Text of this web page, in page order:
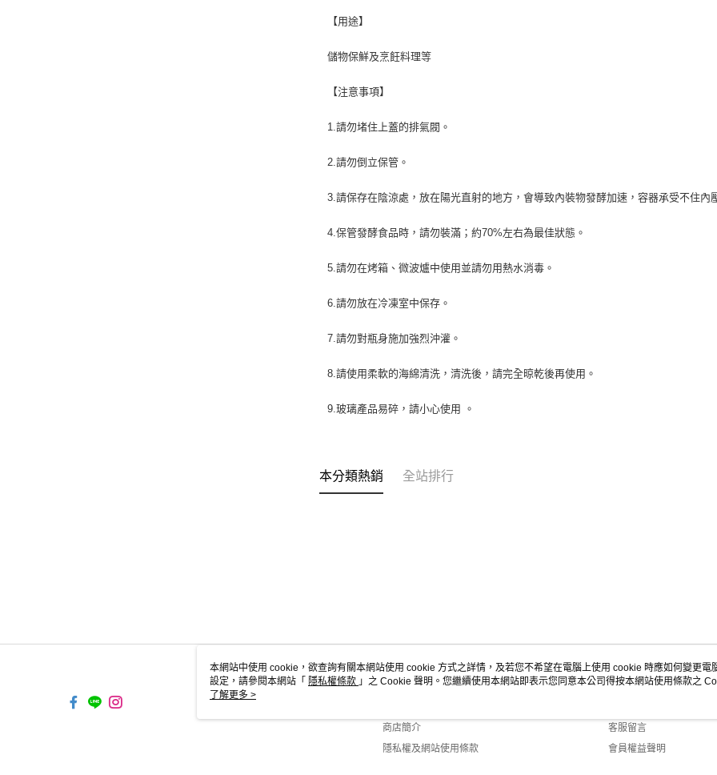
【用途】
儲物保鮮及烹飪料理等
【注意事項】
1.請勿堵住上蓋的排氣閥。
2.請勿倒立保管。
3.請保存在陰涼處，放在陽光直射的地方，會導致內裝物發酵加速，容器承受不住內
4.保管發酵食品時，請勿裝滿；約70%左右為最佳狀態。
5.請勿在烤箱、微波爐中使用並請勿用熱水消毒。
6.請勿放在冷凍室中保存。
7.請勿對瓶身施加強烈沖灌。
8.請使用柔軟的海綿清洗，清洗後，請完全晾乾後再使用。
9.玻璃產品易碎，請小心使用 。
本分類熱銷 全站排行
關於我們
商店簡介
隱私權及網站使用條款
客服資訊
客服留言
會員權益聲明
本網站中使用 cookie，欲查詢有關本網站使用 cookie 方式之詳情，及若您不希望在電腦上使用 cookie 時應如何變更電
設定，請參閱本網站「 隱私權條款 」之 Cookie 聲明。您繼續使用本網站即表示您同意本公司得按本網站使用條款之
使用 cookie。
了解更多 >